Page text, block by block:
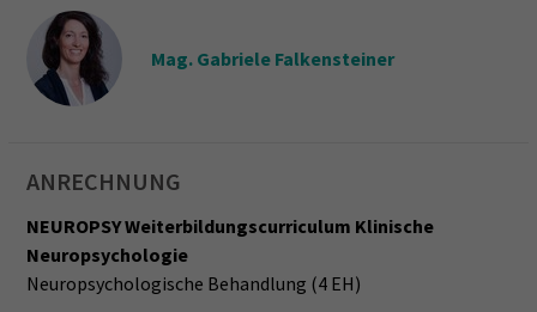
Mag. Gabriele Falkensteiner
ANRECHNUNG
NEUROPSY Weiterbildungscurriculum Klinische
Neuropsychologie
Neuropsychologische Behandlung (4 EH)